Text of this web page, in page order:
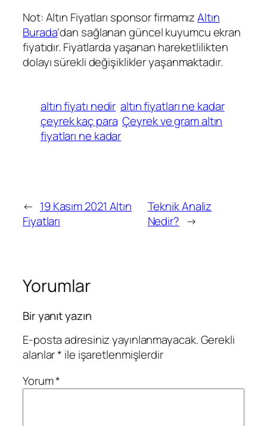
Not: Altın Fiyatları sponsor firmamızAltın
Burada‘dan sağlanan güncel kuyumcu ekran
fiyatıdır. Fiyatlarda yaşanan hareketlilikten
dolayı sürekli değişiklikler yaşanmaktadır.
altın fiyatı nedir altın fiyatları ne kadar
çeyrek kaç para Çeyrek ve gram altın
fiyatları ne kadar
← 19 Kasım 2021 Altın
Fiyatları
Teknik Analiz
Nedir? →
Yorumlar
Bir yanıt yazın
E-posta adresiniz yayınlanmayacak.Gerekli
alanlar* ile işaretlenmişlerdir
Yorum*